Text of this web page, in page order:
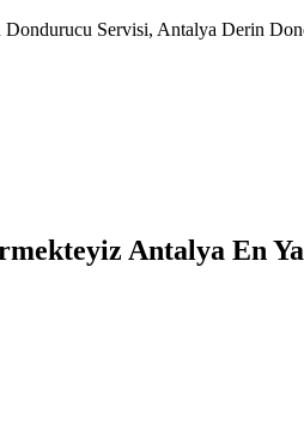
Servisi, Antalya Derin
Antalya En